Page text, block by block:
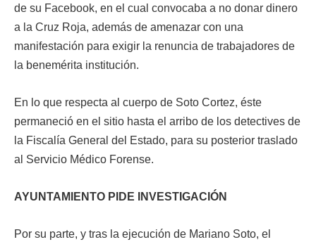
de su Facebook, en el cual convocaba a no donar dinero
a la Cruz Roja, además de amenazar con una
manifestación para exigir la renuncia de trabajadores de
la benemérita institución.
En lo que respecta al cuerpo de Soto Cortez, éste
permaneció en el sitio hasta el arribo de los detectives de
la Fiscalía General del Estado, para su posterior traslado
al Servicio Médico Forense.
AYUNTAMIENTO PIDE INVESTIGACIÓN
Por su parte, y tras la ejecución de Mariano Soto, el